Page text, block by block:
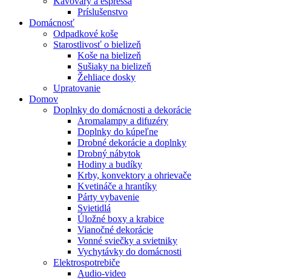
Príslušenstvo
Domácnosť
Odpadkové koše
Starostlivosť o bielizeň
Koše na bielizeň
Sušiaky na bielizeň
Žehliace dosky
Upratovanie
Domov
Doplnky do domácnosti a dekorácie
Aromalampy a difuzéry
Doplnky do kúpeľne
Drobné dekorácie a doplnky
Drobný nábytok
Hodiny a budíky
Krby, konvektory a ohrievače
Kvetináče a hrantíky
Párty vybavenie
Svietidlá
Úložné boxy a krabice
Vianočné dekorácie
Vonné sviečky a svietniky
Vychytávky do domácnosti
Elektrospotrebiče
Audio-video